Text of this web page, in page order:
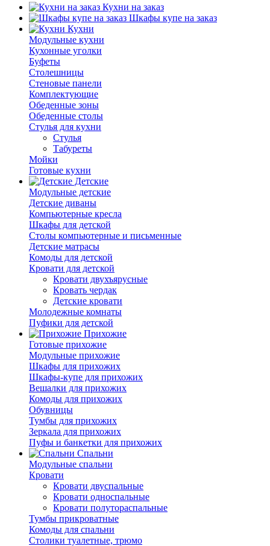
Кухни на заказ
Шкафы купе на заказ
Кухни
Модульные кухни
Кухонные уголки
Буфеты
Столешницы
Стеновые панели
Комплектующие
Обеденные зоны
Обеденные столы
Стулья для кухни
Cтулья
Табуреты
Мойки
Готовые кухни
Детские
Модульные детские
Детские диваны
Компьютерные кресла
Шкафы для детской
Столы компьютерные и письменные
Детские матрасы
Комоды для детской
Кровати для детской
Кровати двухъярусные
Кровать чердак
Детские кровати
Молодежные комнаты
Пуфики для детской
Прихожие
Готовые прихожие
Модульные прихожие
Шкафы для прихожих
Шкафы-купе для прихожих
Вешалки для прихожих
Комоды для прихожих
Обувницы
Тумбы для прихожих
Зеркала для прихожих
Пуфы и банкетки для прихожих
Спальни
Модульные спальни
Кровати
Кровати двуспальные
Кровати односпальные
Кровати полутораспальные
Тумбы прикроватные
Комоды для спальни
Столики туалетные, трюмо